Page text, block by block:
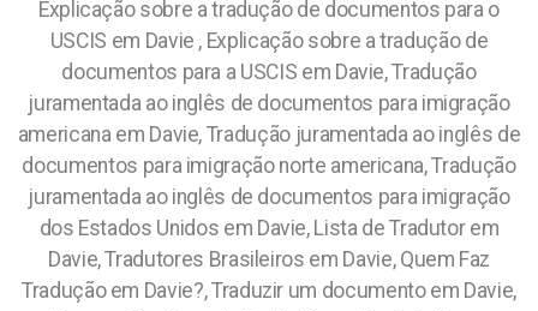
Explicação sobre a tradução de documentos para o
USCIS em Davie , Explicação sobre a tradução de
documentos para a USCIS em Davie, Tradução
juramentada ao inglês de documentos para imigração
americana em Davie, Tradução juramentada ao inglês de
documentos para imigração norte americana, Tradução
juramentada ao inglês de documentos para imigração
dos Estados Unidos em Davie, Lista de Tradutor em
Davie, Tradutores Brasileiros em Davie, Quem Faz
Tradução em Davie?, Traduzir um documento em Davie,